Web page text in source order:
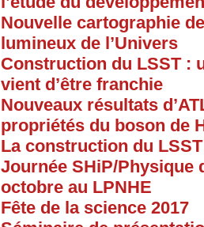
Nouvelle cartographie
lumineux de l’Univers
Construction du LSST :
vient d’être franchie
Nouveaux résultats
propriétés du boson de
La construction du
Journée SHiP/Physique
octobre au LPNHE
Fête de la science 2017